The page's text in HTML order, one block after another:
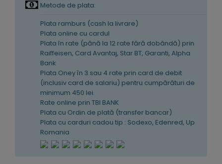
Metode de plata:
Plata ramburs (cash la livrare)
Plata online cu cardul
Plata în rate (pănă la 12 rate fără dobândă) prin
Raiffeisen, Card Avantaj, Star BT, Garanti, Alpha
Bank
Plata Oney în 3 sau 4 rate prin card de debit
(inclusiv card de salariu) pentru cumpărături de
minimum 450 lei.
Rate online prin TBI BANK
Plata cu Ordin de plată (transfer bancar)
Plata cu carduri cadou tip : Sodexo, Edenred, Up
Romania